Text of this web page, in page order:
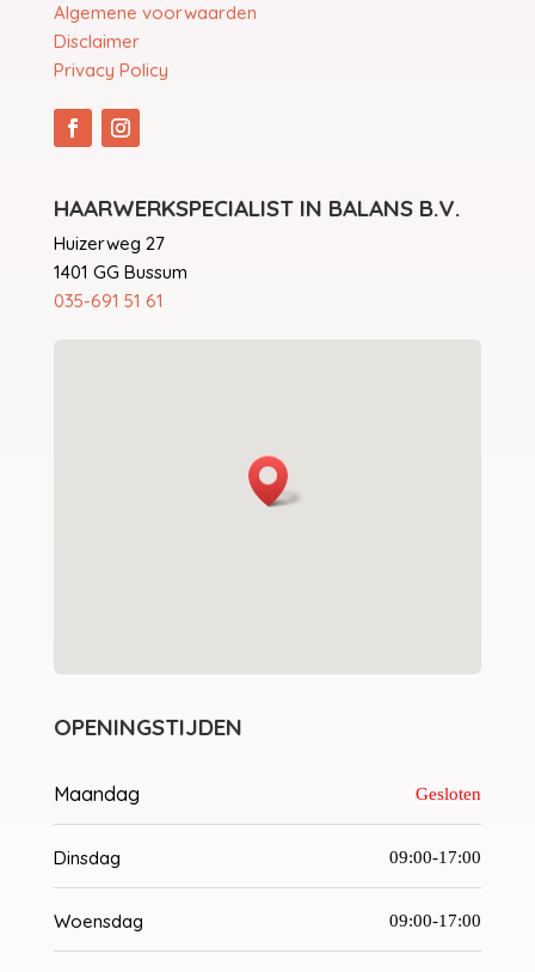
Algemene voorwaarden
Disclaimer
Privacy Policy
HAARWERKSPECIALIST IN BALANS B.V.
Huizerweg 27
1401 GG Bussum
035-691 51 61
OPENINGSTIJDEN
Maandag Gesloten
Dinsdag 09:00-17:00
Woensdag 09:00-17:00